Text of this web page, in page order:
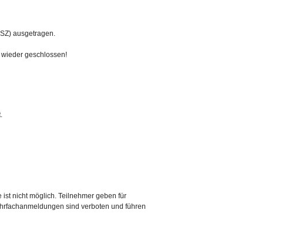
ausgetragen.
geschlossen!
ist nicht möglich. Teilnehmer geben für
sind verboten und führen